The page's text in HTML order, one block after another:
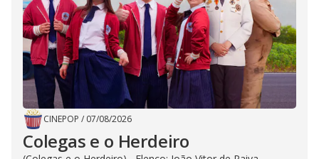
CINEPOP / 07/08/2026
Colegas e o Herdeiro